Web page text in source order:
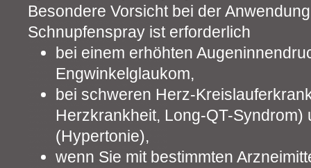
Besondere Vorsicht bei der
Schnupfenspray ist erforderlich
bei einem erhöhten
Engwinkelglaukom,
bei schweren Herz-
Herzkrankheit, Long-QT-Syndrom)
(Hypertonie),
wenn Sie mit bestimmten